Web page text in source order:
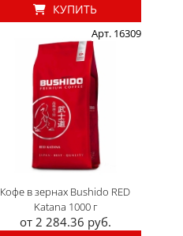
КУПИТЬ
Арт. 16309
Кофе в зернах Bushido RED
Katana 1000 г
от 2 284.36 руб.